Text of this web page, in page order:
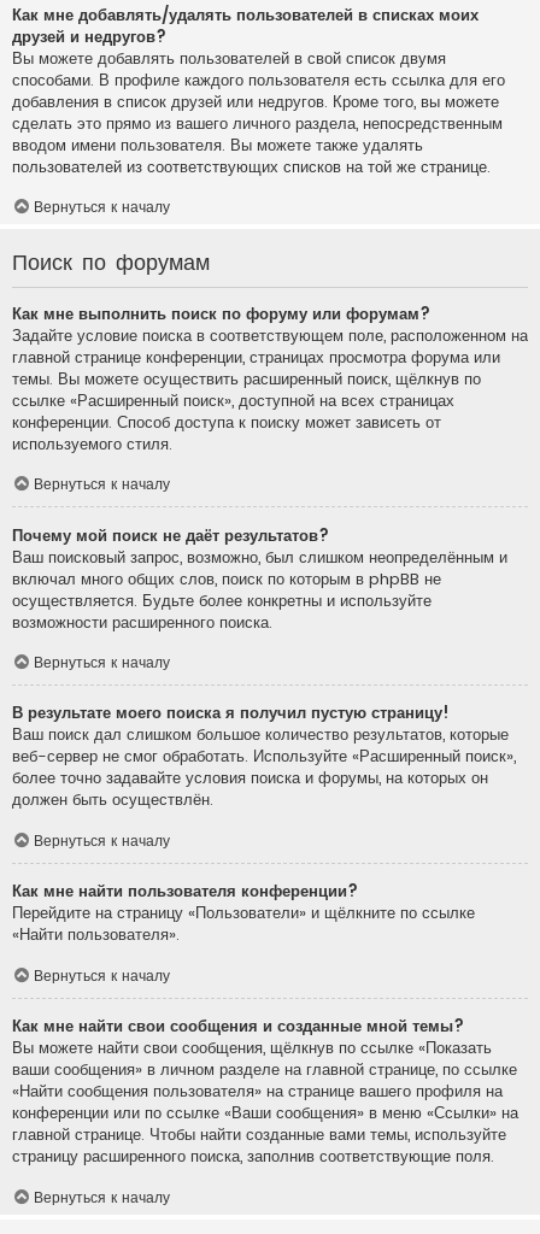
Как мне добавлять/удалять пользователей в списках моих
друзей и недругов?
Вы можете добавлять пользователей в свой список двумя
способами. В профиле каждого пользователя есть ссылка для его
добавления в список друзей или недругов. Кроме того, вы можете
сделать это прямо из вашего личного раздела, непосредственным
вводом имени пользователя. Вы можете также удалять
пользователей из соответствующих списков на той же странице.
Вернуться к началу
Поиск по форумам
Как мне выполнить поиск по форуму или форумам?
Задайте условие поиска в соответствующем поле, расположенном на
главной странице конференции, страницах просмотра форума или
темы. Вы можете осуществить расширенный поиск, щёлкнув по
ссылке «Расширенный поиск», доступной на всех страницах
конференции. Способ доступа к поиску может зависеть от
используемого стиля.
Вернуться к началу
Почему мой поиск не даёт результатов?
Ваш поисковый запрос, возможно, был слишком неопределённым и
включал много общих слов, поиск по которым в phpBB не
осуществляется. Будьте более конкретны и используйте
возможности расширенного поиска.
Вернуться к началу
В результате моего поиска я получил пустую страницу!
Ваш поиск дал слишком большое количество результатов, которые
веб-сервер не смог обработать. Используйте «Расширенный поиск»,
более точно задавайте условия поиска и форумы, на которых он
должен быть осуществлён.
Вернуться к началу
Как мне найти пользователя конференции?
Перейдите на страницу «Пользователи» и щёлкните по ссылке
«Найти пользователя».
Вернуться к началу
Как мне найти свои сообщения и созданные мной темы?
Вы можете найти свои сообщения, щёлкнув по ссылке «Показать
ваши сообщения» в личном разделе на главной странице, по ссылке
«Найти сообщения пользователя» на странице вашего профиля на
конференции или по ссылке «Ваши сообщения» в меню «Ссылки» на
главной странице. Чтобы найти созданные вами темы, используйте
страницу расширенного поиска, заполнив соответствующие поля.
Вернуться к началу